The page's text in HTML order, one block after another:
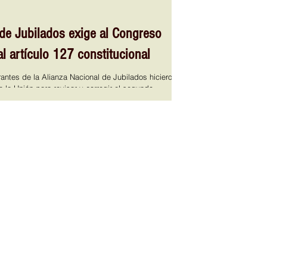
Jubilados exige al Congreso
artículo 127 constitucional
de la Alianza Nacional de Jubilados hicieron
la Unión para revisar y corregir el segundo
127 constitucional, al considerar que genera